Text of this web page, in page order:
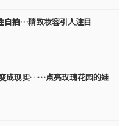
自拍…精致妆容引人注目
成现实……点亮玫瑰花园的娃